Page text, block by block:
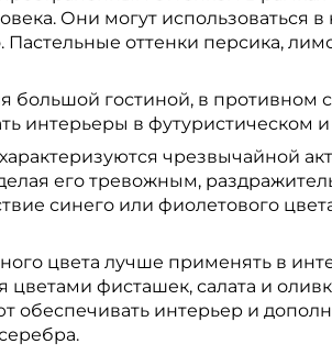
Они могут использоваться
Пастельные оттенки персика,
большой гостиной, в
интерьеры в футуристическом и
чрезвычайной
его тревожным,
синего или фиолетового
цвета лучше применять в
цветами фисташек, салата и
обеспечивать интерьер и